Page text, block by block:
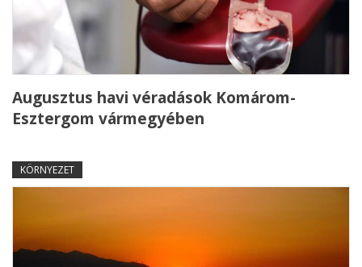
Augusztus havi véradások Komárom-
Esztergom vármegyében
KÖRNYEZET